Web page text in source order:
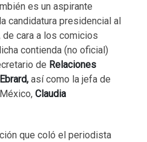
es un aspirante
candidatura presidencial al
cara a los comicios
contienda (no oficial)
de Relaciones
así como la jefa de
Claudia
que coló el periodista